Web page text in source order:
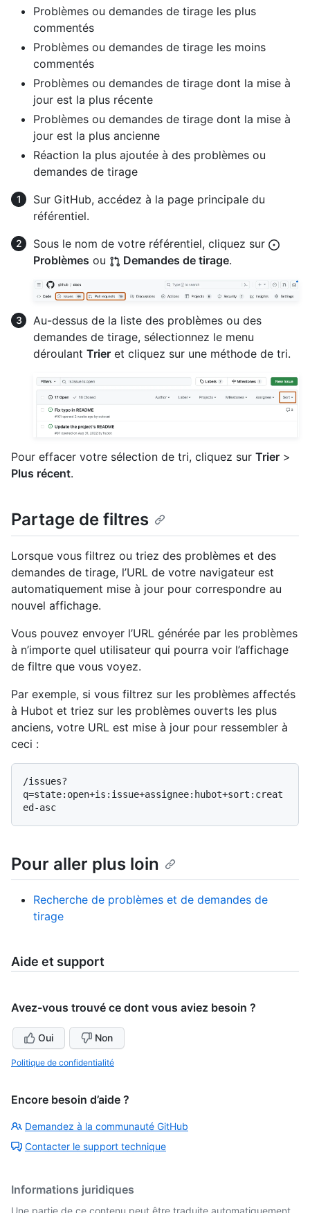
Problèmes ou demandes de tirage les plus
commentés
Problèmes ou demandes de tirage les moins
commentés
Problèmes ou demandes de tirage dont la mise à
jour est la plus récente
Problèmes ou demandes de tirage dont la mise à
jour est la plus ancienne
Réaction la plus ajoutée à des problèmes ou
demandes de tirage
Sur GitHub, accédez à la page principale du
référentiel.
Sous le nom de votre référentiel, cliquez sur
Problèmes ou Demandes de tirage.
Au-dessus de la liste des problèmes ou des
demandes de tirage, sélectionnez le menu
déroulant Trier et cliquez sur une méthode de tri.
Pour effacer votre sélection de tri, cliquez sur Trier >
Plus récent.
Partage de filtres
Lorsque vous filtrez ou triez des problèmes et des
demandes de tirage, l’URL de votre navigateur est
automatiquement mise à jour pour correspondre au
nouvel affichage.
Vous pouvez envoyer l’URL générée par les problèmes
à n’importe quel utilisateur qui pourra voir l’affichage
de filtre que vous voyez.
Par exemple, si vous filtrez sur les problèmes affectés
à Hubot et triez sur les problèmes ouverts les plus
anciens, votre URL est mise à jour pour ressembler à
ceci :
/issues?
q=state:open+is:issue+assignee:hubot+sort:creat
Pour aller plus loin
Recherche de problèmes et de demandes de
tirage
Aide et support
Avez-vous trouvé ce dont vous aviez besoin ?
Oui Non
Politique de confidentialité
Encore besoin d’aide ?
Demandez à la communauté GitHub
Contacter le support technique
Informations juridiques
Une partie de ce contenu peut être traduite automatiquement